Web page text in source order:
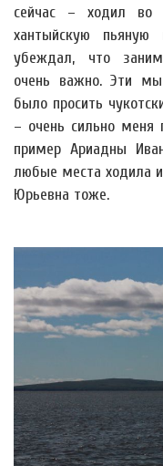
сейчас – ходил во
хантыйскую пьяную
убеждал, что
очень важно. Эти
было просить
– очень сильно меня
пример Ариадны
любые места ходила
Юрьевна тоже.